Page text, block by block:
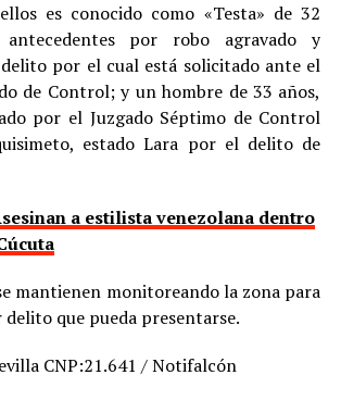
es conocido como «Testa» de 32
por robo agravado y
por el cual está solicitado ante el
de Control; y un hombre de 33 años,
por el Juzgado Séptimo de Control
estado Lara por el delito de
a estilista venezolana dentro
mantienen monitoreando la zona para
que pueda presentarse.
CNP:21.641 / Notifalcón